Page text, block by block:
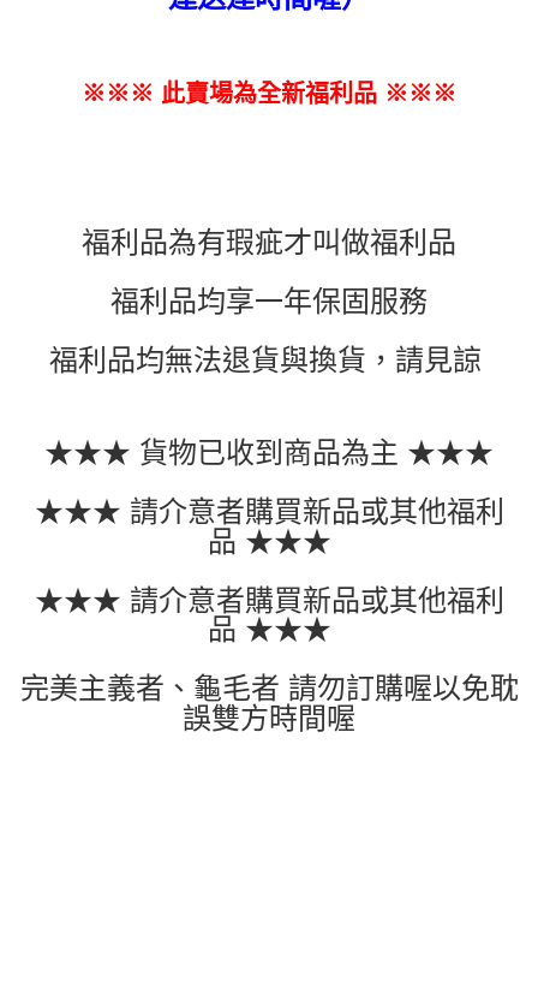
※※※ 此賣場為全新福利品 ※※※
福利品為有瑕疵才叫做福利品
福利品均享一年保固服務
福利品均無法退貨與換貨，請見諒
★★★ 貨物已收到商品為主 ★★★
★★★ 請介意者購買新品或其他福利
品 ★★★
★★★ 請介意者購買新品或其他福利
品 ★★★
完美主義者、龜毛者 請勿訂購喔以免耽
誤雙方時間喔